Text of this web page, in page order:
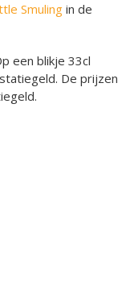
Smuling in de
een blikje 33cl
De prijzen